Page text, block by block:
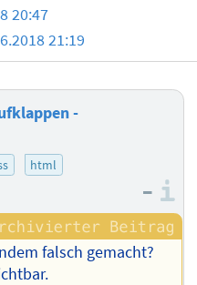
20:47
21:19
-
html
–
falsch gemacht?